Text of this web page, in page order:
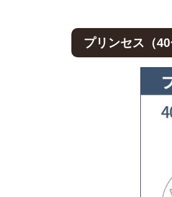
プリンセス（40